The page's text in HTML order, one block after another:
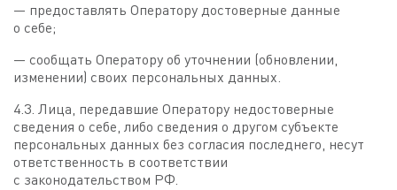
— предоставлять Оператору достоверные данные
о себе;
— сообщать Оператору об уточнении (обновлении,
изменении) своих персональных данных.
4.3. Лица, передавшие Оператору недостоверные
сведения о себе, либо сведения о другом субъекте
персональных данных без согласия последнего, несут
ответственность в соответствии
с законодательством РФ.